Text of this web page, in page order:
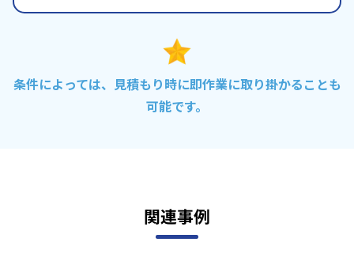
条件によっては、見積もり時に即作業に取り掛かることも
可能です。
関連事例